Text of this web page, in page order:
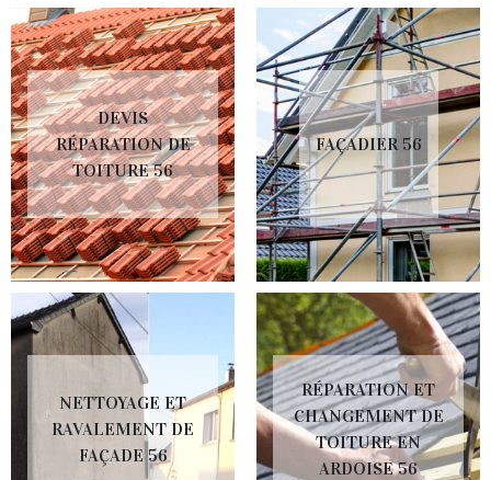
DEVIS
RÉPARATION DE
TOITURE 56
FAÇADIER 56
NETTOYAGE ET
RAVALEMENT DE
FAÇADE 56
RÉPARATION ET
CHANGEMENT DE
TOITURE EN
ARDOISE 56